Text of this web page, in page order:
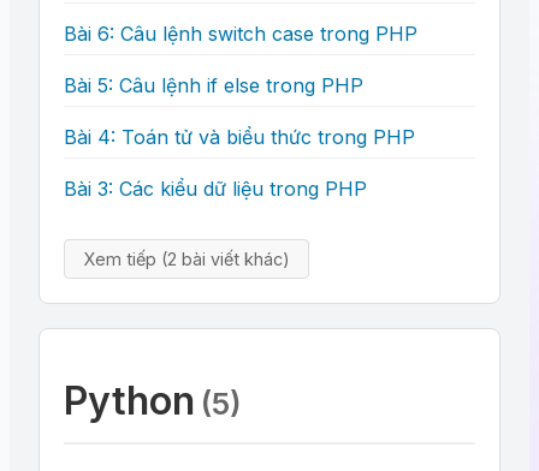
Bài 6: Câu lệnh switch case trong PHP
Bài 5: Câu lệnh if else trong PHP
Bài 4: Toán tử và biểu thức trong PHP
Bài 3: Các kiểu dữ liệu trong PHP
Xem tiếp (2 bài viết khác)
Python (5)